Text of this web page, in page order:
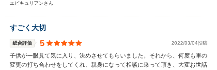
エピキュリアンさん
すごく大切
総合評価 5 2022/03/04投稿
子供が一眼見て気に入り、決めさせてもらいました。それから、何度も車の
変更の打ち合わせをしてくれ、親身になって相談に乗って頂き、大変お世話